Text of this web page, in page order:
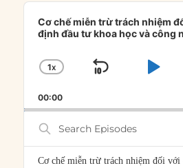
Audio
Player
Cơ chế miễn trừ trách nhiệm
định đầu tư khoa học và công
CHANGE
RATE
1X
SKIP
00:00
Search
Episodes
Cơ chế miễn trừ trách nhiệm đối với